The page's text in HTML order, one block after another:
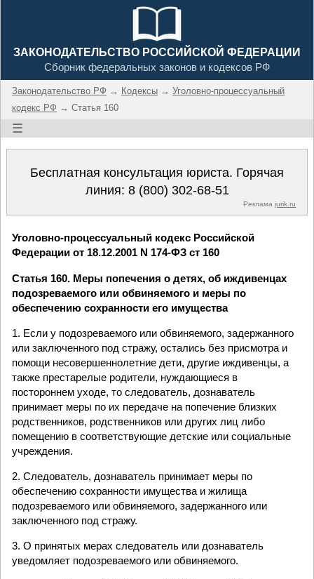
ЗАКОНОДАТЕЛЬСТВО РОССИЙСКОЙ ФЕДЕРАЦИИ
Сборник федеральных законов и кодексов РФ
Законодательство РФ → Кодексы → Уголовно-процессуальный
кодекс РФ → Статья 160
☰
Бесплатная консультация юриста. Горячая
линия: 8 (800) 302-68-51
Реклама jurik.ru
Уголовно-процессуальный кодекс Российской
Федерации от 18.12.2001 N 174-ФЗ ст 160
Статья 160. Меры попечения о детях, об иждивенцах
подозреваемого или обвиняемого и меры по
обеспечению сохранности его имущества
1. Если у подозреваемого или обвиняемого, задержанного
или заключенного под стражу, остались без присмотра и
помощи несовершеннолетние дети, другие иждивенцы, а
также престарелые родители, нуждающиеся в
постороннем уходе, то следователь, дознаватель
принимает меры по их передаче на попечение близких
родственников, родственников или других лиц либо
помещению в соответствующие детские или социальные
учреждения.
2. Следователь, дознаватель принимает меры по
обеспечению сохранности имущества и жилища
подозреваемого или обвиняемого, задержанного или
заключенного под стражу.
3. О принятых мерах следователь или дознаватель
уведомляет подозреваемого или обвиняемого.